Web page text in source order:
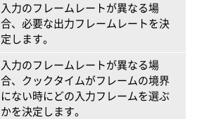
入力のフレームレートが異なる場
合、必要な出力フレームレートを決
定します。
入力のフレームレートが異なる場
合、クックタイムがフレームの境界
にない時にどの入力フレームを選ぶ
かを決定します。